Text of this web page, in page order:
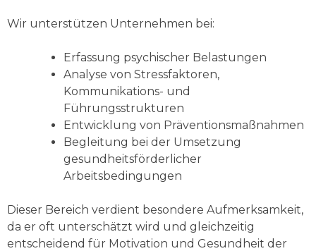
Wir unterstützen Unternehmen bei:
Erfassung psychischer Belastungen
Analyse von Stressfaktoren,
Kommunikations- und
Führungsstrukturen
Entwicklung von Präventionsmaßnahmen
Begleitung bei der Umsetzung
gesundheitsförderlicher
Arbeitsbedingungen
Dieser Bereich verdient besondere Aufmerksamkeit,
da er oft unterschätzt wird und gleichzeitig
entscheidend für Motivation und Gesundheit der